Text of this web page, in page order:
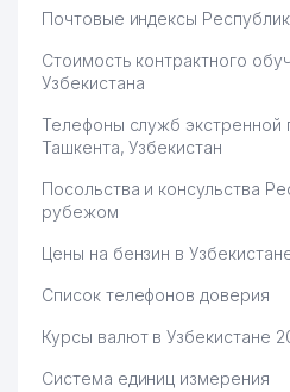
Почтовые индексы
Стоимость контрактного
Узбекистана
Телефоны служб экстренной
Ташкента, Узбекистан
Посольства и консульства
рубежом
Цены на бензин в
Список телефонов доверия
Курсы валют в Узбекистане
Система единиц измерения